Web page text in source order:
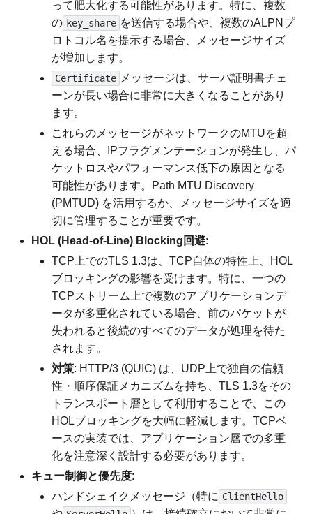
って肥大化する可能性があります。特に、複数
の key_share を送信する場合や、複数のALPNプ
ロトコル名を提示する場合、メッセージサイズ
が増加します。
Certificate メッセージは、サーバ証明書チェ
ーンが長い場合に非常に大きくなることがあり
ます。
これらのメッセージがネットワークのMTUを超
える場合、IPフラグメンテーションが発生し、パ
ケットロスやパフォーマンス低下の原因となる
可能性があります。Path MTU Discovery
(PMTUD) を活用するか、メッセージサイズを適
切に管理することが重要です。
HOL (Head-of-Line) Blocking回避:
TCP上でのTLS 1.3は、TCP自体の特性上、HOL
ブロッキングの影響を受けます。特に、一つの
TCPストリーム上で複数のアプリケーションデ
ータが多重化されている場合、前のパケットが
失われると後続のすべてのデータが処理を待た
されます。
対策: HTTP/3 (QUIC) は、UDP上で独自の信頼
性・順序保証メカニズムを持ち、TLS 1.3をその
トランスポート層として利用することで、この
HOLブロッキングを大幅に軽減します。TCPベ
ースの実装では、アプリケーション層での多重
化を注意深く設計する必要があります。
キュー制御と優先度:
ハンドシェイクメッセージ（特に ClientHello